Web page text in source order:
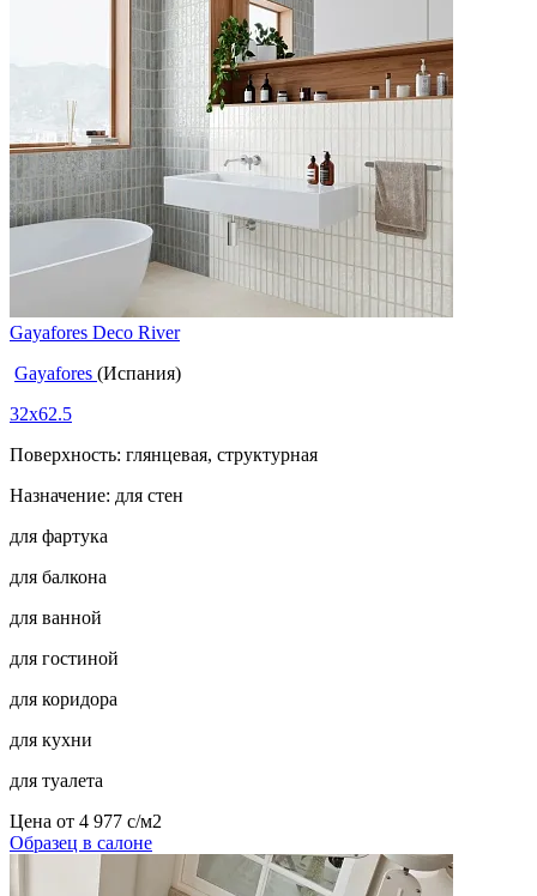
Gayafores Deco River
Gayafores (Испания)
32x62.5
Поверхность: глянцевая, структурная
Назначение: для стен
для фартука
для балкона
для ванной
для гостиной
для коридора
для кухни
для туалета
Цена от 4 977 c/м2
Образец в салоне